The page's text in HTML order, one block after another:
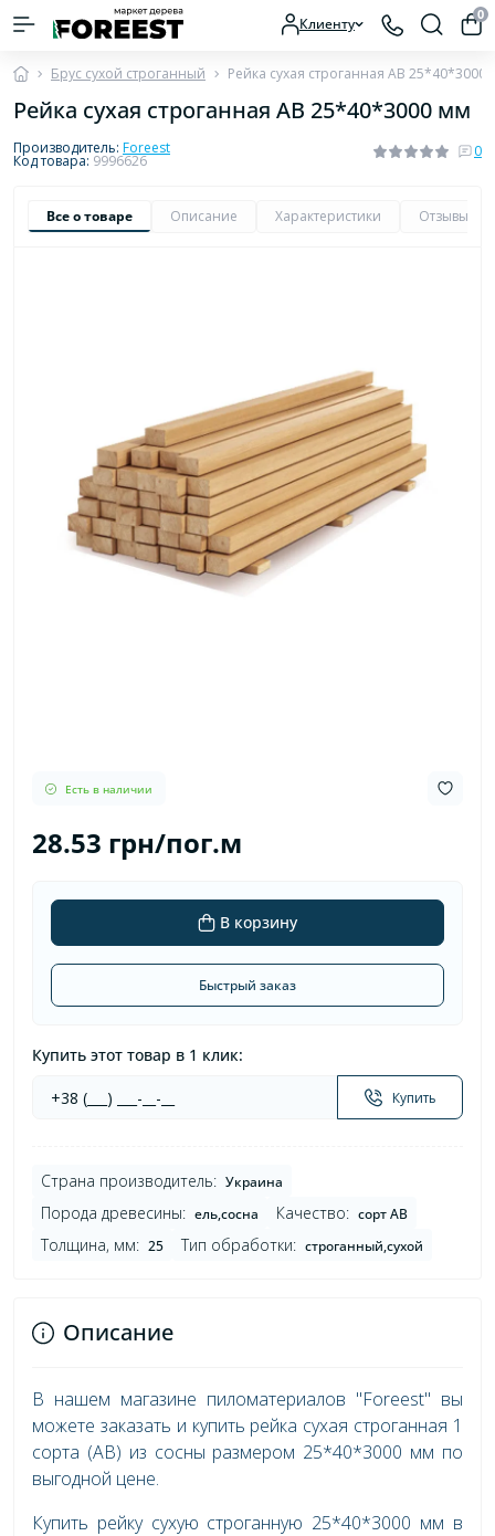
Клиенту 0
Брус сухой строганный Рейка сухая строганная AB 25*40*3000
Рейка сухая строганная AB 25*40*3000 мм
Производитель: Foreest
Код товара: 9996626
0
Все о товаре Описание Характеристики Отзывы
Есть в наличии
28.53 грн/пог.м
В корзину
Быстрый заказ
Купить этот товар в 1 клик:
Купить
Страна производитель: Украина
Порода древесины: ель,сосна Качество: сорт AB
Толщина, мм: 25 Тип обработки: строганный,сухой
Описание
В нашем магазине пиломатериалов "Foreest" вы
можете заказать и купить рейка сухая строганная 1
сорта (AB) из сосны размером 25*40*3000 мм по
выгодной цене.
Купить рейку сухую строганную 25*40*3000 мм в